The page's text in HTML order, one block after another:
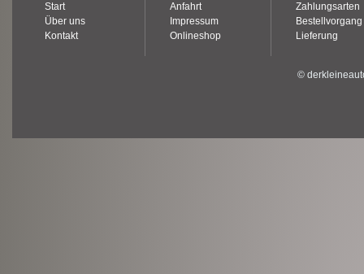
Start
Über uns
Kontakt
Anfahrt
Impressum
Onlineshop
Zahlungsarten
Bestellvorgang
Lieferung
©